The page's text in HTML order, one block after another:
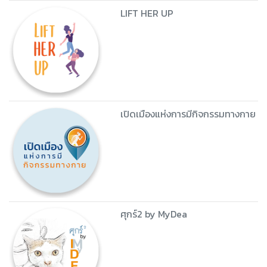
LIFT HER UP
เปิดเมืองแห่งการมีกิจกรรมทางกาย
ศุกร์2 by MyDea